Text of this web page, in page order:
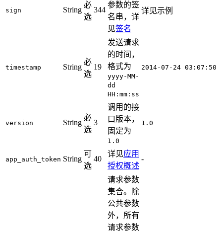
sign String
必
选
344
参数的签
名串，详
见签名
详见示例
timestamp String
必
选
19
发送请求
的时间，
格式为
yyyy-MM-
dd
HH:mm:ss
2014-07-24 03:07:50
version String
必
选
3
调用的接
口版本，
固定为
1.0
1.0
app_auth_token String
可
选
40
详见应用
授权概述
-
请求参数
集合。除
公共参数
外，所有
请求参数